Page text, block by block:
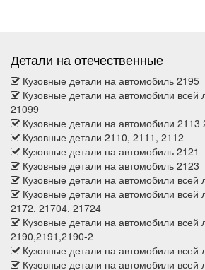
Детали на отечественные
Кузовные детали на автомобиль 2195
Кузовные детали на автомобили всей
21099
Кузовные детали на автомобили 2113
Кузовные детали 2110, 2111, 2112
Кузовные детали на автомобиль 2121
Кузовные детали на автомобиль 2123
Кузовные детали на автомобили всей
Кузовные детали на автомобили всей
2172, 21704, 21724
Кузовные детали на автомобили всей
2190,2191,2190-2
Кузовные детали на автомобили всей
Кузовные детали на автомобили всей